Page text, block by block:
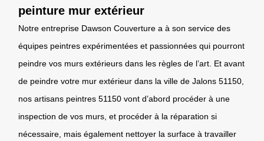
peinture mur extérieur
Notre entreprise Dawson Couverture a à son service des
équipes peintres expérimentées et passionnées qui pourront
peindre vos murs extérieurs dans les règles de l’art. Et avant
de peindre votre mur extérieur dans la ville de Jalons 51150,
nos artisans peintres 51150 vont d’abord procéder à une
inspection de vos murs, et procéder à la réparation si
nécessaire, mais également nettoyer la surface à travailler